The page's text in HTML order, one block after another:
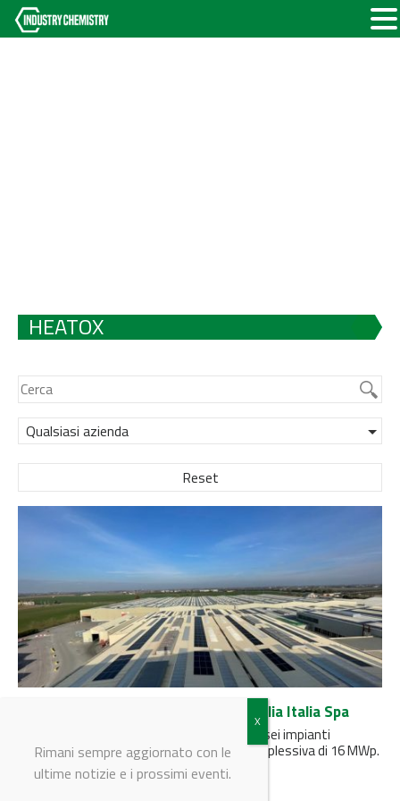
HEATOX
Qualsiasi azienda
Reset
EDP rafforza la partnership con Verallia Italia Spa
L’accordo, avviato nel 2022, comprende ora sei impianti
fotovoltaici con una potenza installata complessiva di 16 MWp.
Rimani sempre aggiornato con le
ultime notizie e i prossimi eventi.